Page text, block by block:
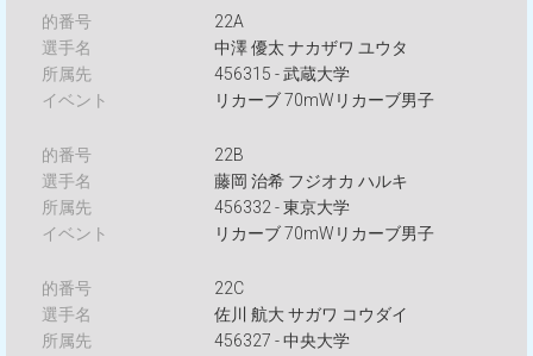
22A
中澤 優太 ナカザワ ユウタ
456315 - 武蔵大学
リカーブ 70mWリカーブ男子
22B
藤岡 治希 フジオカ ハルキ
456332 - 東京大学
リカーブ 70mWリカーブ男子
22C
佐川 航大 サガワ コウダイ
456327 - 中央大学